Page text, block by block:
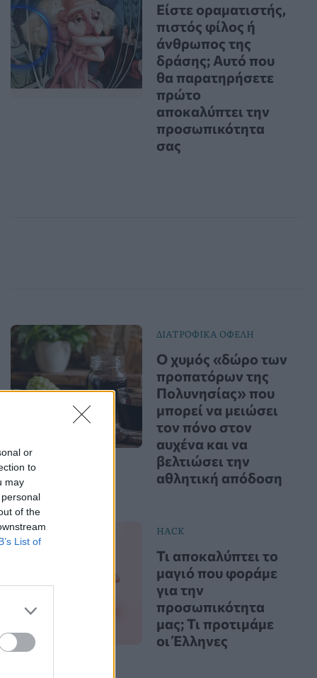
or
to
may
of the
List of
Είστε οραματιστής,
πιστός φίλος ή
άνθρωπος της
δράσης; Αυτό που
θα παρατηρήσετε
πρώτο
αποκαλύπτει την
προσωπικότητα
σας
ΔΙΑΤΡΟΦΙΚΑ ΟΦΕΛΗ
Ο χυμός «δώρο των
προπατόρων της
Πολυνησίας» που
μπορεί να μειώσει
τον πόνο στον
αυχένα και να
βελτιώσει την
αθλητική απόδοση
HACK
Τι αποκαλύπτει το
μαγιό που φοράμε
για την
προσωπικότητα
μας; Τι προτιμάμε
οι Έλληνες